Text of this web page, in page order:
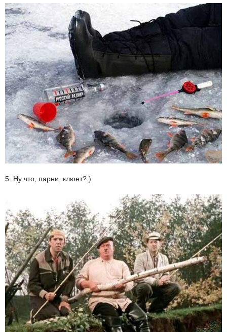
5. Ну что, парни, клюет? )